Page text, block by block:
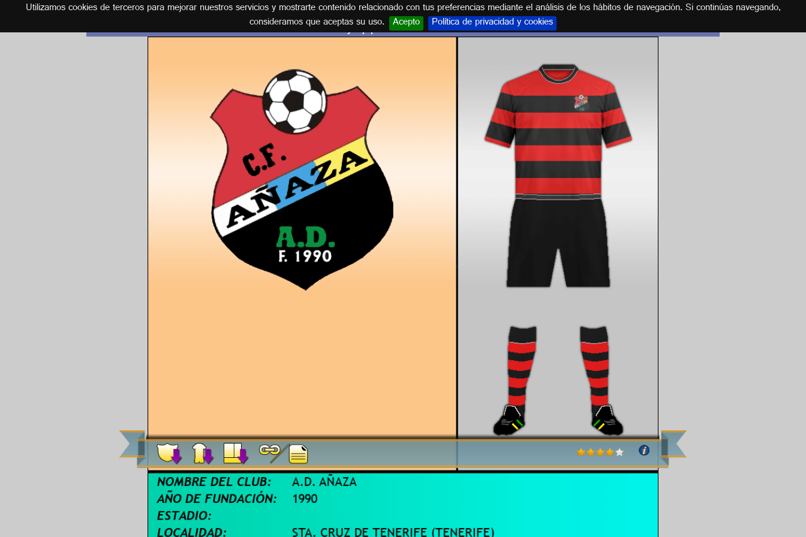
Utilizamos cookies de terceros para mejorar nuestros servicios y mostrarte contenido relacionado con tus preferencias mediante el análisis de los hábitos de navegación. Si continúas navegando,
consideramos que aceptas su uso. Acepto Política de privacidad y cookies
Español
Escudos y equipaciones de ISLAS CANARIAS